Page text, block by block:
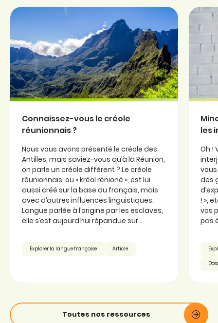
Connaissez-vous le créole
réunionnais ?
Nous vous avons présenté le créole des
Antilles, mais saviez-vous qu’à la Réunion,
on parle un créole différent ? Le créole
réunionnais, ou « kréol rénioné », est lui
aussi créé sur la base du français, mais
avec d’autres influences linguistiques.
Langue parlée à l’origine par les esclaves,
elle s’est aujourd’hui répandue sur...
Explorer la langue française Article
les
Oh !
des
! »,
vos
pas
Toutes nos ressources